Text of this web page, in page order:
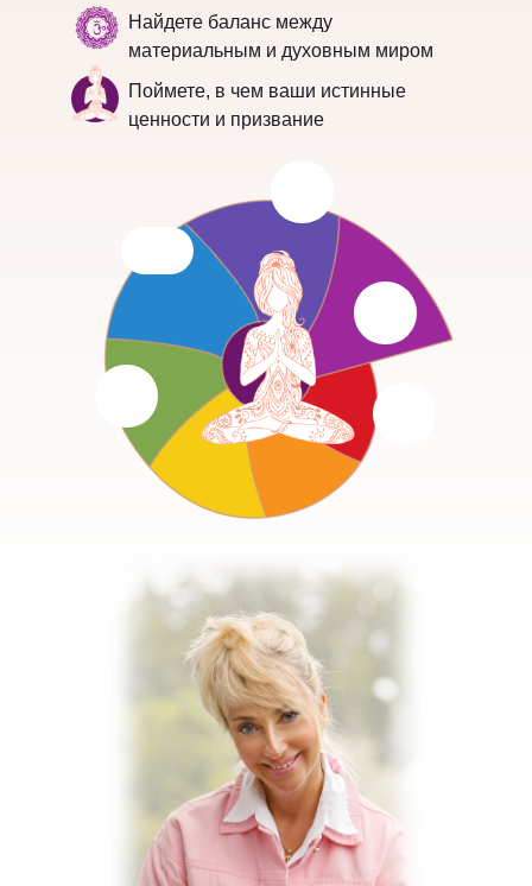
Найдете баланс между
материальным и духовным миром
Поймете, в чем ваши истинные
ценности и призвание